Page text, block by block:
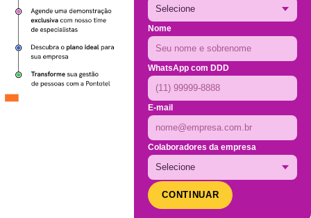
Nome
WhatsApp com DDD
E-mail
Colaboradores da empresa
CONTINUAR